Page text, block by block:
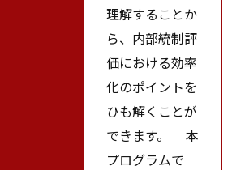
理解することか
ら、内部統制評
価における効率
化のポイントを
ひも解くことが
できます。 本
プログラムで